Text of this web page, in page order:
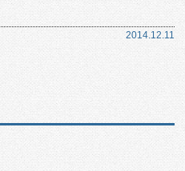
2014.12.11